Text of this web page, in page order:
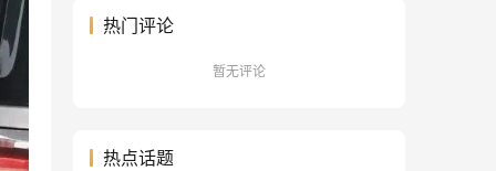
热门评论
暂无评论
热点话题